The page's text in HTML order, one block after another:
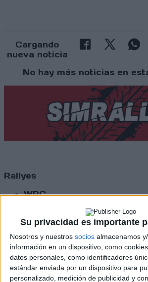
Su privacidad es importante
Nosotros y nuestros socios almacenamos
información en un dispositivo, como
datos personales, como identificadores
estándar enviada por un dispositivo para
personalizado, medición de publicidad y
Cargando
nueva noticia
No hay más noticias en
Rallyes
WRC
CERA
CERT
Internacionales
Campeonatos Autonómicos
Históricos
Dakar